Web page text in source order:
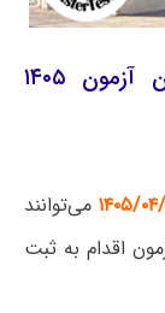
زمان ثبت نام کارشناسی ارشد بدون آزمون ۱۴۰۵
می‌توانند
اقدام به ثبت